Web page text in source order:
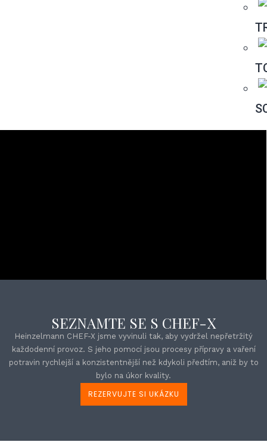
SEZNAMTE SE S CHEF-X
Heinzelmann CHEF-X jsme vyvinuli tak, aby vydržel nepřetržitý
každodenní provoz. S jeho pomocí jsou procesy přípravy a vaření
potravin rychlejší a konzistentnější než kdykoli předtím, aniž by to
bylo na úkor kvality.
REZERVUJTE SI UKÁZKU